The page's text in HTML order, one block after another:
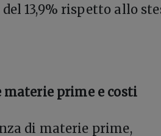
13,9% rispetto allo
prime e costi
di materie prime,